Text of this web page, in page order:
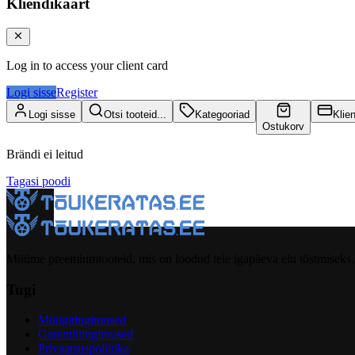
Kliendikaart
Log in to access your client card
Logi sisseRegister
Logi sisse Otsi tooteid...
Kategooriad
Ostukorv
Brändi ei leitud
Tagasi poodi
Müügitingimused
Garantiitingimused
Privaatsuspoliitika